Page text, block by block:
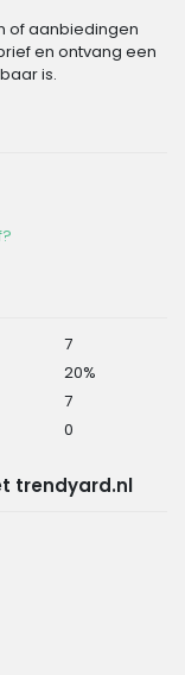
of aanbiedingen
en ontvang een
is.
7
20%
7
0
trendyard.nl